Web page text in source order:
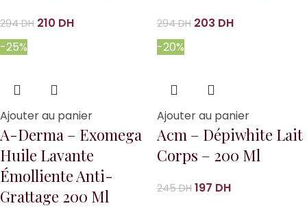
294DH 210 DH 294DH 203 DH
-25%
Ajouter au panier
A-Derma – Exomega
Huile Lavante
Émolliente Anti-
Grattage 200 Ml
-20%
Ajouter au panier
Acm – Dépiwhite Lait
Corps – 200 Ml
245DH 197 DH